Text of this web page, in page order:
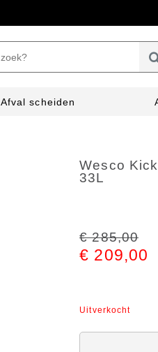
Afval scheiden
Wesco
33L
€ 285,00
€ 209,00
Uitverkocht